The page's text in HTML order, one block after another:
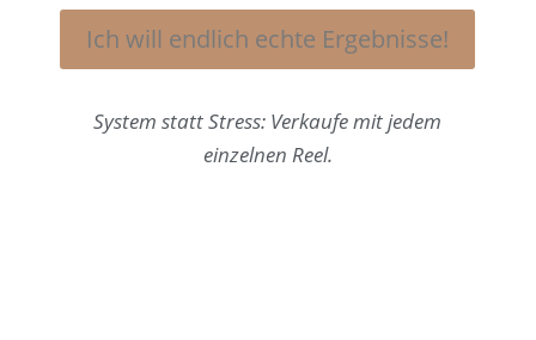
Ich will endlich echte Ergebnisse!
System statt Stress: Verkaufe mit jedem
einzelnen Reel.